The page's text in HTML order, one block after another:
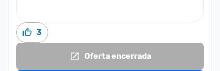
3
Oferta encerrada